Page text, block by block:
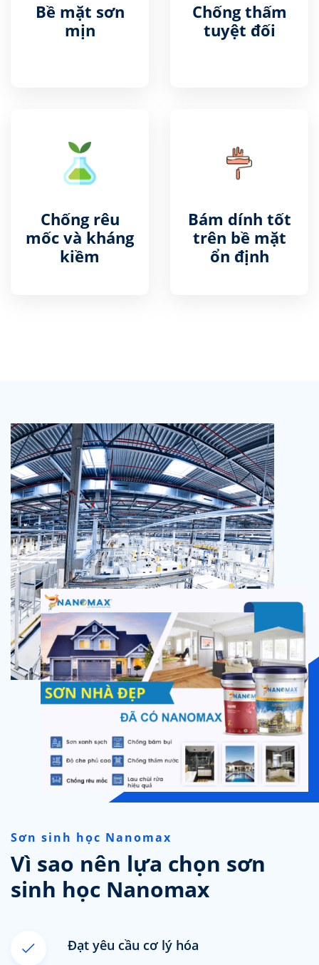
Bề mặt sơn
mịn
Chống thấm
tuyệt đối
Chống rêu
mốc và kháng
kiềm
Bám dính tốt
trên bề mặt
ổn định
Sơn sinh học Nanomax
Vì sao nên lựa chọn sơn
sinh học Nanomax
Đạt yêu cầu cơ lý hóa